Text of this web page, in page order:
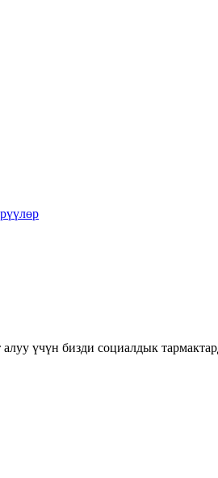
үчүн бизди социалдык